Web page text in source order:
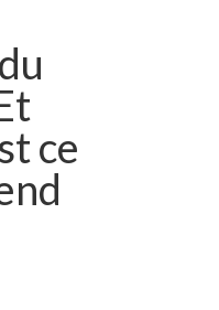
ce